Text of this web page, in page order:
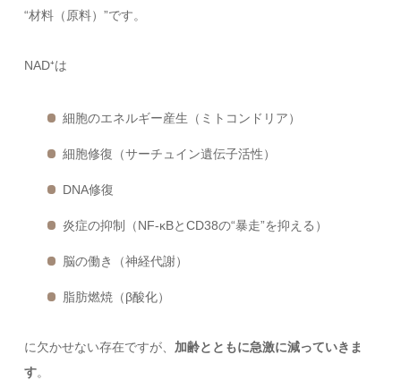
“材料（原料）”です。
NAD⁺は
細胞のエネルギー産生（ミトコンドリア）
細胞修復（サーチュイン遺伝子活性）
DNA修復
炎症の抑制（NF-κBとCD38の“暴走”を抑える）
脳の働き（神経代謝）
脂肪燃焼（β酸化）
に欠かせない存在ですが、 加齢とともに急激に減っていきま
す。